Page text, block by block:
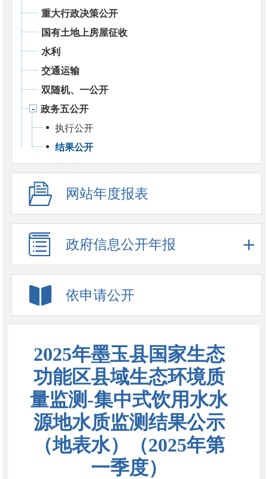
重大行政决策公开
国有土地上房屋征收
水利
交通运输
双随机、一公开
政务五公开
执行公开
结果公开
网站年度报表
政府信息公开年报
依申请公开
2025年墨玉县国家生态
功能区县域生态环境质
量监测-集中式饮用水水
源地水质监测结果公示
（地表水）（2025年第
一季度）